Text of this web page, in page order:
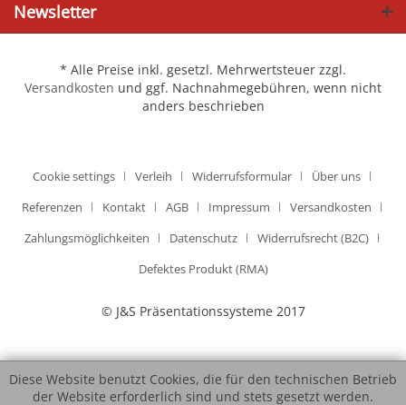
Newsletter
* Alle Preise inkl. gesetzl. Mehrwertsteuer zzgl.
Versandkosten und ggf. Nachnahmegebühren, wenn nicht
anders beschrieben
Cookie settings Verleih Widerrufsformular
Über uns
Referenzen
Kontakt AGB Impressum
Versandkosten
Zahlungsmöglichkeiten
Datenschutz
Widerrufsrecht (B2C)
Defektes Produkt (RMA)
© J&S Präsentationssysteme 2017
Diese Website benutzt Cookies, die für den technischen Betrieb
der Website erforderlich sind und stets gesetzt werden.